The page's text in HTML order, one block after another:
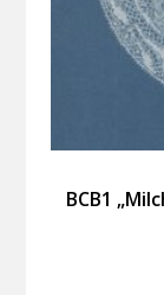
BCB1